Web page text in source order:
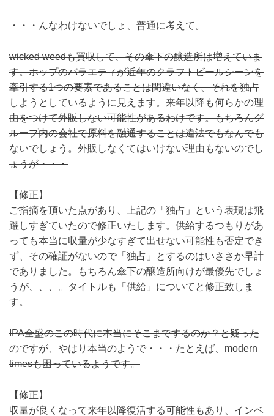
・・・んなわけないでしょ、普通に考えて。
wicked weedも買収して、その傘下の醸造所は増えていま
す。ホップのバラエティが近年のクラフトビールシーンを
牽引する1つの要素であることは間違いなく、それを独占
しようとしているように見えます。来年以降も何らかの理
由をつけて外販しない可能性があるわけです。もちろんグ
ループ内の会社で原料を融通することは違法でもなんでも
ないでしょう。外販しなくてはいけない理由もないのでし
ょうが・・・
【修正】
ご指摘を頂いた点があり、上記の「独占」という表現は飛
躍しすぎていたので修正いたします。供給するつもりがあ
っても本当に収量が少なすぎて出せない可能性も否定でき
ず、その確証がないので「独占」とするのはいささか早計
でありました。もちろん傘下の醸造所向けが最優先でしょ
うが、、、。タイトルも「供給」についてと修正致しま
す。
IPA全盛のこの時代に本当にそこまでするのか？と疑った
のですが、やはり本当のようで・・・たとえば、modern
timesも困っているようです。
【修正】
収量が良くなって来年以降復活する可能性もあり、インベ